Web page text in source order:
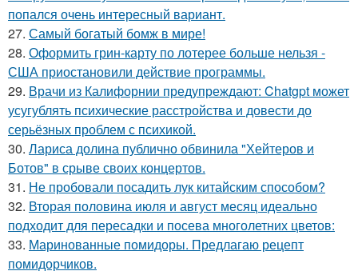
попался очень интересный вариант.
27. Самый богатый бомж в мире!
28. Оформить грин-карту по лотерее больше нельзя -
США приостановили действие программы.
29. Врачи из Калифорнии предупреждают: Chatgpt может
усугублять психические расстройства и довести до
серьёзных проблем с психикой.
30. Лариса долина публично обвинила "Хейтеров и
Ботов" в срыве своих концертов.
31. Не пробовали посадить лук китайским способом?
32. Вторая половина июля и август месяц идеально
подходит для пересадки и посева многолетних цветов:
33. Маринованные помидоры. Предлагаю рецепт
помидорчиков.